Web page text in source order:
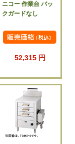
ニコー 作業台 バッ
クガードなし
52,315 円